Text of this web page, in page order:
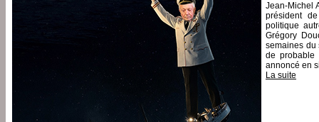
Jean-Michel
président
politique
Grégory
semaines du
de probable
annoncé en
La suite